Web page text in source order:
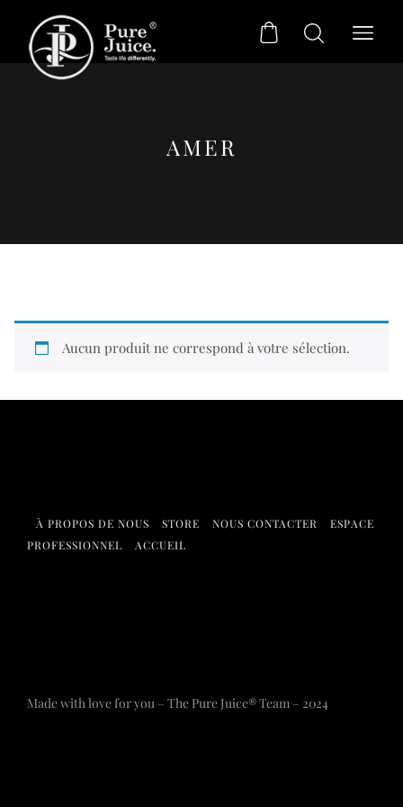
Agrumes
AMER
Aucun produit ne correspond à votre sélection.
À PROPOS DE NOUS STORE NOUS CONTACTER
ESPACE
PROFESSIONNEL
ACCUEIL
Made with love for you – The Pure Juice® Team – 2024